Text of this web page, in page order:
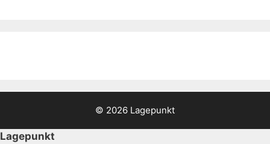
© 2026 Lagepunkt
Lagepunkt